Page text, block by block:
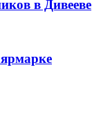
в Дивееве